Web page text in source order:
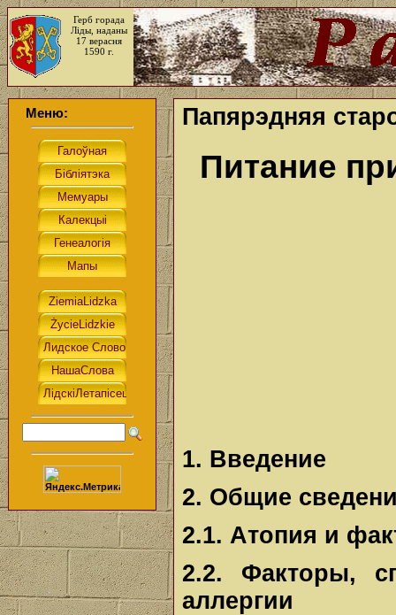
Герб горада
Ліды, наданы
17 верасня
1590 г.
Меню: Папярэдняя
Питание
1. Введение
2. Общие
2.1. Атопия и
2.2. Факторы,
аллергии